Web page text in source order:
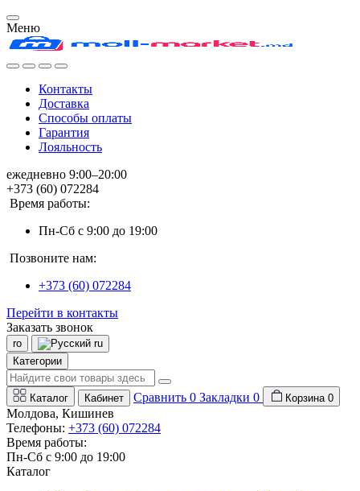
Меню
Контакты
Доставка
Способы оплаты
Гарантия
Лояльность
ежедневно 9:00–20:00
+373 (60) 072284
Время работы:
Пн-Сб с 9:00 до 19:00
Позвоните нам:
+373 (60) 072284
Перейти в контакты
Заказать звонок
ro
ru
Категории
Каталог Кабинет Сравнить 0 Закладки 0 Корзина 0
Молдова, Кишинев
Телефоны: +373 (60) 072284
Время работы:
Пн-Сб с 9:00 до 19:00
Каталог